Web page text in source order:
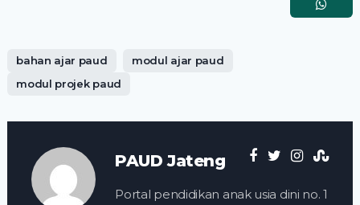
bahan ajar paud
modul ajar paud
modul projek paud
PAUD Jateng
Portal pendidikan anak usia dini no. 1